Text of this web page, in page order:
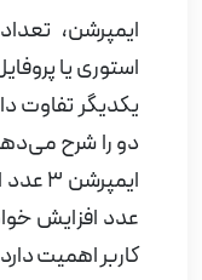
ایمپرشن،
استوری یا
یکدیگر تفاوت
دو را شرح
عدد افزایش
کاربر اهمیت